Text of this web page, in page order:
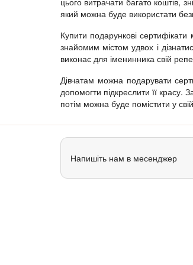
який можна буде використати
Купити подарункові
знайомим містом удвох і
виконає для іменинника свій
Дівчатам можна подарувати
допомогти підкреслити її красу.
потім можна буде помістити у
Напишіть нам в месенджер